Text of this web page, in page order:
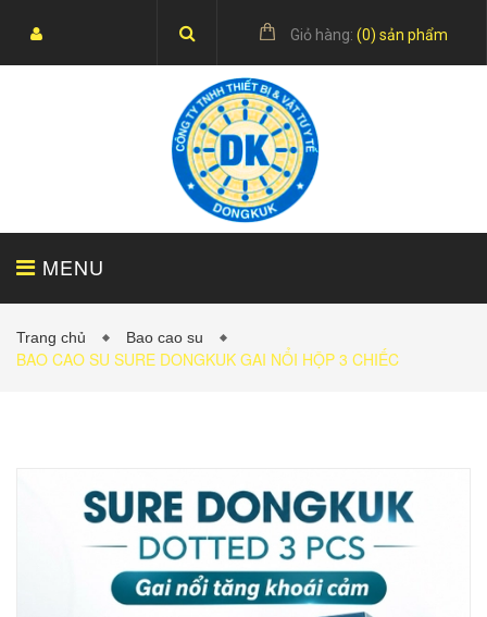
Giỏ hàng: (0) sản phẩm
MENU
GIỚI THIỆU
Trang chủ Bao cao su
BAO CAO SU SURE DONGKUK GAI NỔI HỘP 3 CHIẾC